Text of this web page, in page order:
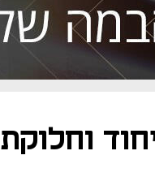
וחלוקת